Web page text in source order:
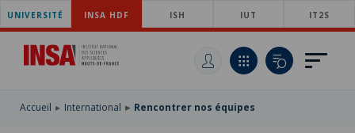
ACCÉDER
AU
MENU
PRINCIPAL
ALLER
CONTENU
ACCÉDER
RECHERCHE
UNIVERSITÉ INSA HDF ISH IUT IT2S
Accueil International Rencontrer nos équipes